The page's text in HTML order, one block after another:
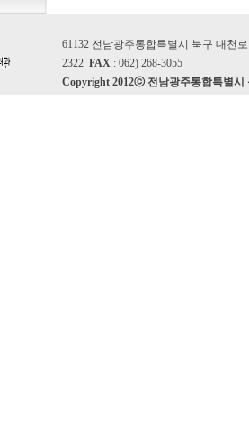
61132 전남광주통합특별시 북구 대천
2322 FAX : 062) 268-3055
Copyright 2012ⓒ 전남광주통합특별시